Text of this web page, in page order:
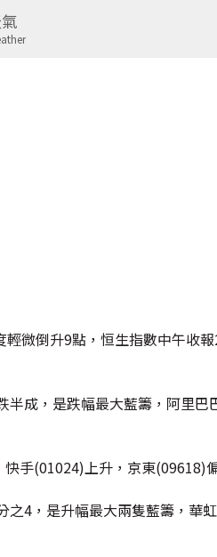
微倒升9點，恒生指數中午收
成，是跌幅最大藍籌，阿里
手(01024)上升，京東(09618)
4，是升幅最大兩隻藍籌，華